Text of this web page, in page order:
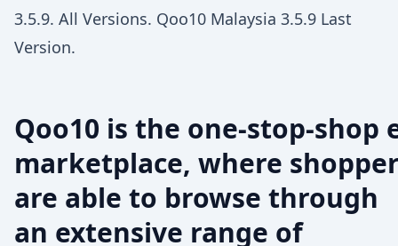
3.5.9. All Versions. Qoo10 Malaysia 3.5.9 Last
Version.
Qoo10 is the one-stop-shop
marketplace, where
are able to browse through
an extensive range of